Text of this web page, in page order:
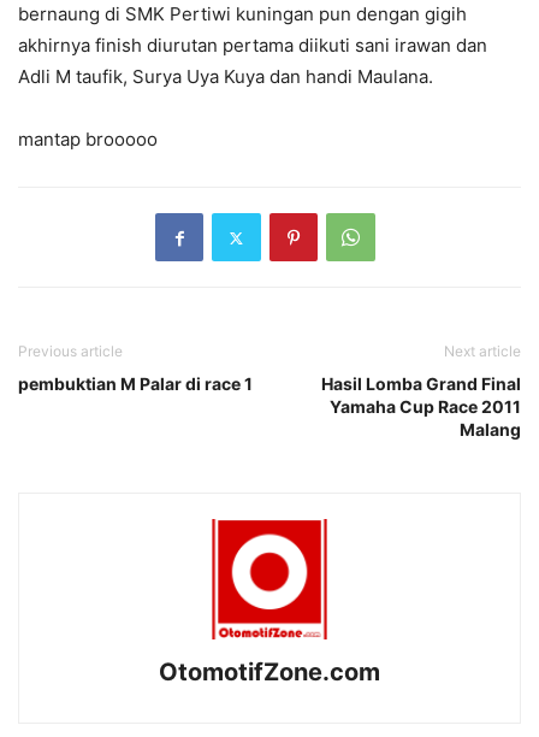
bernaung di SMK Pertiwi kuningan pun dengan gigih
akhirnya finish diurutan pertama diikuti sani irawan dan
Adli M taufik, Surya Uya Kuya dan handi Maulana.
mantap brooooo
Previous article
pembuktian M Palar di race 1
Next article
Hasil Lomba Grand Final
Yamaha Cup Race 2011
Malang
OtomotifZone.com